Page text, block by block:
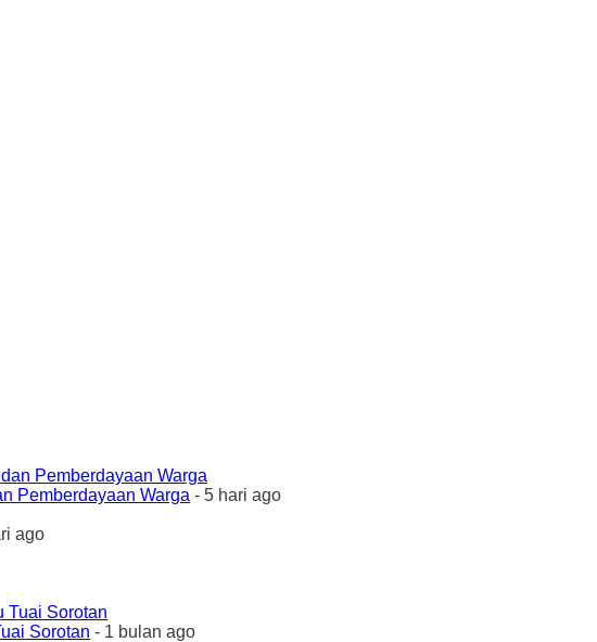
Pemberdayaan Warga - 5 hari ago
ago
Sorotan - 1 bulan ago